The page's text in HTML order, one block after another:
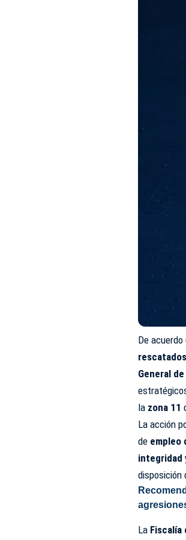
De
General
la zona 11
La acción
de empleo
integridad
disposición
La Fiscalía